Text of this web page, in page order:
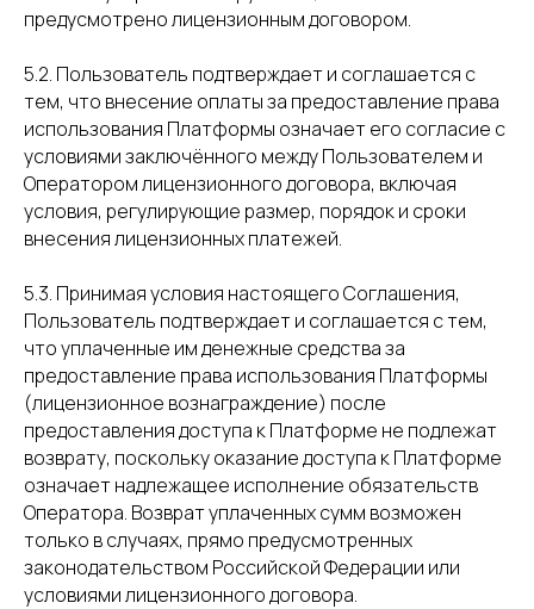
предусмотрено лицензионным договором.
5.2. Пользователь подтверждает и соглашается с
тем, что внесение оплаты за предоставление права
использования Платформы означает его согласие с
условиями заключённого между Пользователем и
Оператором лицензионного договора, включая
условия, регулирующие размер, порядок и сроки
внесения лицензионных платежей.
5.3. Принимая условия настоящего Соглашения,
Пользователь подтверждает и соглашается с тем,
что уплаченные им денежные средства за
предоставление права использования Платформы
(лицензионное вознаграждение) после
предоставления доступа к Платформе не подлежат
возврату, поскольку оказание доступа к Платформе
означает надлежащее исполнение обязательств
Оператора. Возврат уплаченных сумм возможен
только в случаях, прямо предусмотренных
законодательством Российской Федерации или
условиями лицензионного договора.